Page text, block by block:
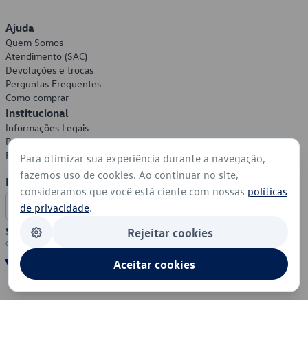
Ajuda
Quem Somos
Atendimento (SAC)
Devoluções e trocas
Perguntas Frequentes
Como comprar
Institucional
Informações Legais
Política de Privacidade
Política de Cookies
Formas de Pagamento
Segurança
Para otimizar sua experiência durante a navegação,
fazemos uso de cookies. Ao continuar no site,
consideramos que você está ciente com nossas políticas
de privacidade.
Rejeitar cookies
Aceitar cookies